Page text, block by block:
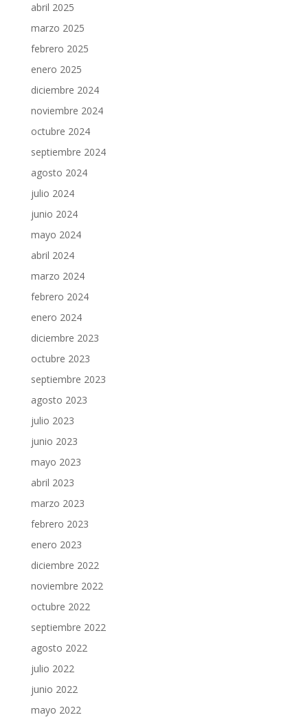
abril 2025
marzo 2025
febrero 2025
enero 2025
diciembre 2024
noviembre 2024
octubre 2024
septiembre 2024
agosto 2024
julio 2024
junio 2024
mayo 2024
abril 2024
marzo 2024
febrero 2024
enero 2024
diciembre 2023
octubre 2023
septiembre 2023
agosto 2023
julio 2023
junio 2023
mayo 2023
abril 2023
marzo 2023
febrero 2023
enero 2023
diciembre 2022
noviembre 2022
octubre 2022
septiembre 2022
agosto 2022
julio 2022
junio 2022
mayo 2022